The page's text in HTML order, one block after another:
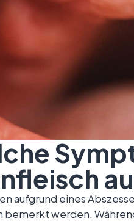
aufgrund eines
bemerkt werden.